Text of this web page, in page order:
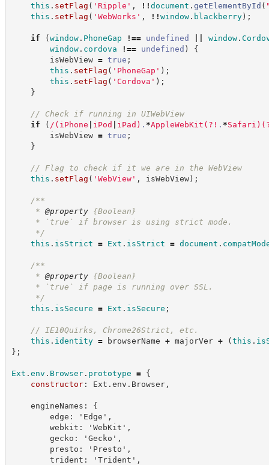
this . setFlag ( ' Ripple ' , !! document . getElementById (
this . setFlag ( ' WebWorks ' , !! window. blackberry) ;
if (window. PhoneGap !== undefined window.
window. cordova !== undefined )
{
isWebView = true ;
this . setFlag ( ' PhoneGap ' ) ;
this . setFlag ( ' Cordova ' ) ;
}
// Check if running in UIWebView
if
( / ( iPhone iPod iPad ) . *AppleWebKit ( ?! . *Safari ) (
isWebView = true ;
}
// Flag to check if it we are in the WebView
this . setFlag ( ' WebView' , isWebView) ;
/**
* @property
{Boolean}
* `true` if browser is using strict mode.
*/
this . isStrict = Ext . isStrict = document .
/**
* @property
{Boolean}
* `true` if page is running over SSL.
*/
this . isSecure = Ext . isSecure ;
// IE10Quirks, Chrome26Strict, etc.
this . identity = browserName + majorVer + (this .
} ;
Ext . env . Browser. prototype =
{
constructor: Ext.env.Browser,
engineNames: {
edge: 'Edge',
webkit: 'WebKit',
gecko: 'Gecko',
presto: 'Presto',
trident: 'Trident',